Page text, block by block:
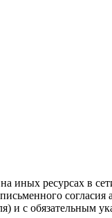
иных ресурсах в
и с обязательным